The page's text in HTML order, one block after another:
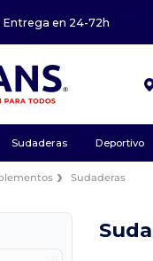
Entrega en 24-72h
Sudaderas Deportivo
Sudaderas